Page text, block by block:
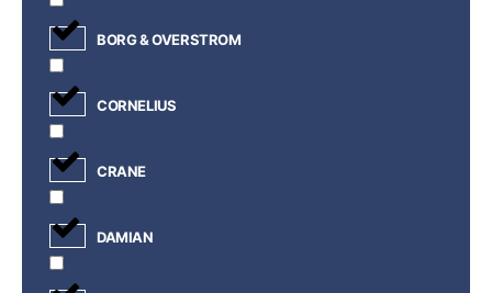
BORG & OVERSTROM
CORNELIUS
CRANE
DAMIAN